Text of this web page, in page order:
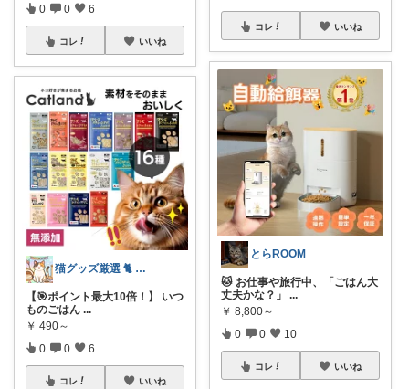
0 0 6
コレ いいね
猫グッズ厳選 🐈 にゃん具市場 🌈
【🎯ポイント最大10倍！】 いつ
ものごはん ...
￥ 490～
0 0 6
コレ いいね
コレ いいね
とらROOM
🐱 お仕事や旅行中、「ごはん大
丈夫かな？」
...
￥ 8,800～
0 0 10
コレ いいね